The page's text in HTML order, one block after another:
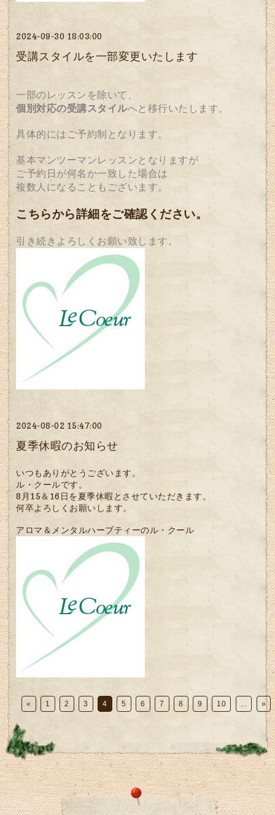
2024-09-30 18:03:00
受講スタイルを一部変更いたします
一部のレッスンを除いて、
個別対応の受講スタイルへと移行いたします。
具体的にはご予約制となります。
基本マンツーマンレッスンとなりますが
ご予約日が何名か一致した場合は
複数人になることもございます。
こちらから詳細をご確認ください。
引き続きよろしくお願い致します。
2024-08-02 15:47:00
夏季休暇のお知らせ
いつもありがとうございます。
ル・クールです。
8月15＆16日を夏季休暇とさせていただきます。
何卒よろしくお願いします。
アロマ＆メンタルハーブティーのル・クール
« 1 2 3 4 5 6 7 8 9 10 ... »